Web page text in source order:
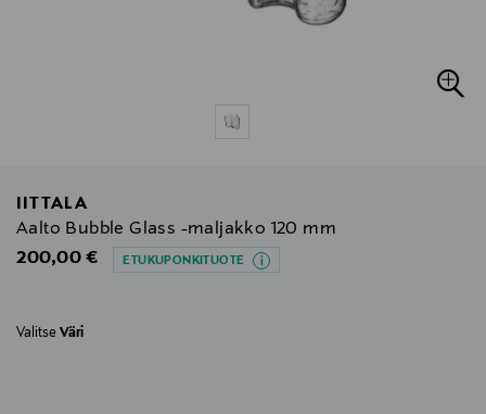
IITTALA
Aalto Bubble Glass -maljakko 120 mm
Original Price
200,00 € ETUKUPONKITUOTE
Valitse Väri